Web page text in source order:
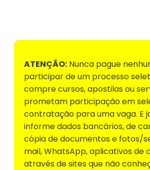
ATENÇÃO: Nunca pague
participar de um processo
compre cursos, apostilas ou
prometam participação em
contratação para uma vaga. E
informe dados bancários, de
cópia de documentos e fotos/
mail, WhatsApp, aplicativos de
através de sites que não